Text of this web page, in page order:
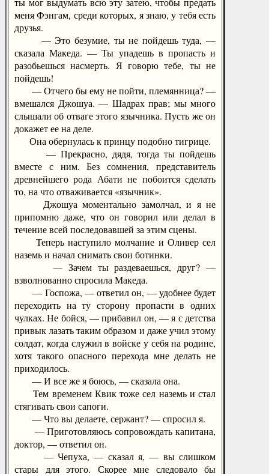
меня Фэнгам, среди которых, я знаю, у тебя есть
друзья.
— Это безумие, ты не пойдешь туда, —
сказала Македа. — Ты упадешь в пропасть и
разобьешься насмерть. Я говорю тебе, ты не
пойдешь!
— Отчего бы ему не пойти, племянница? —
вмешался Джошуа. — Шадрах прав; мы много
слышали об отваге этого язычника. Пусть же он
докажет ее на деле.
Она обернулась к принцу подобно тигрице.
— Прекрасно, дядя, тогда ты пойдешь
вместе с ним. Без сомнения, представитель
древнейшего рода Абати не побоится сделать
то, на что отваживается «язычник».
Джошуа моментально замолчал, и я не
припомню даже, что он говорил или делал в
течение всей последовавшей за этим сцены.
Теперь наступило молчание и Оливер сел
наземь и начал снимать свои ботинки.
— Зачем ты раздеваешься, друг? —
взволнованно спросила Македа.
— Госпожа, — ответил он, — удобнее будет
переходить на ту сторону пропасти в одних
чулках. Не бойся, — прибавил он, — я с детства
привык лазать таким образом и даже учил этому
солдат, когда служил в войске у себя на родине,
хотя такого опасного перехода мне делать не
приходилось.
— И все же я боюсь, — сказала она.
Тем временем Квик тоже сел наземь и стал
стягивать свои сапоги.
— Что вы делаете, сержант? — спросил я.
— Приготовляюсь сопровождать капитана,
доктор, — ответил он.
— Чепуха, — сказал я, — вы слишком
стары для этого. Скорее мне следовало бы